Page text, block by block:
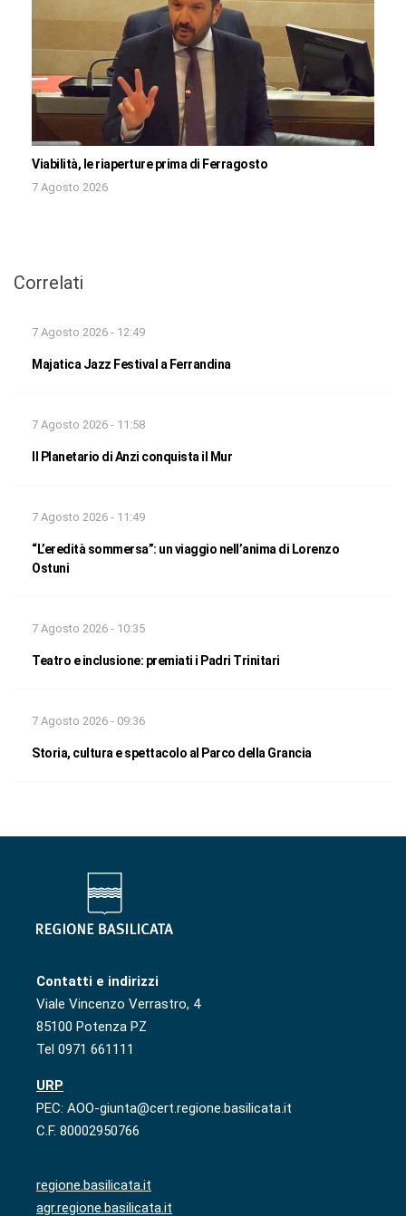
Viabilità, le riaperture prima di Ferragosto
7 Agosto 2026
Correlati
7 Agosto 2026 - 12:49
Majatica Jazz Festival a Ferrandina
7 Agosto 2026 - 11:58
Il Planetario di Anzi conquista il Mur
7 Agosto 2026 - 11:49
“L’eredità sommersa”: un viaggio nell’anima di Lorenzo
Ostuni
7 Agosto 2026 - 10:35
Teatro e inclusione: premiati i Padri Trinitari
7 Agosto 2026 - 09:36
Storia, cultura e spettacolo al Parco della Grancia
Contatti e indirizzi
Viale Vincenzo Verrastro, 4
85100 Potenza PZ
Tel 0971 661111
URP
PEC: AOO-giunta@cert.regione.basilicata.it
C.F. 80002950766
regione.basilicata.it
agr.regione.basilicata.it